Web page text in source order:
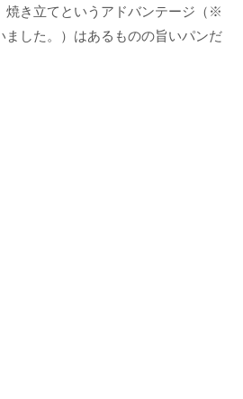
焼き立てというアドバンテージ（※
ました。）はあるものの旨いパンだ